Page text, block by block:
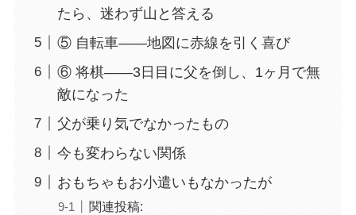
たら、迷わず山と答える
⑤ 自転車——地図に赤線を引く喜び
⑥ 将棋——3日目に父を倒し、1ヶ月で無
敵になった
父が乗り気でなかったもの
今も変わらない関係
おもちゃもお小遣いもなかったが
関連投稿: